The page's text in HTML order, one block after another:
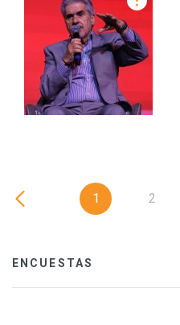
1 2
ENCUESTAS